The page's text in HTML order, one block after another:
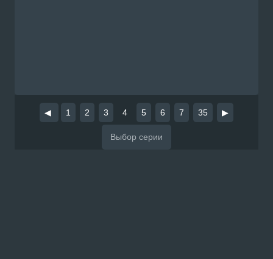
◀ 1 2 3 4 5 6 7 35 ▶